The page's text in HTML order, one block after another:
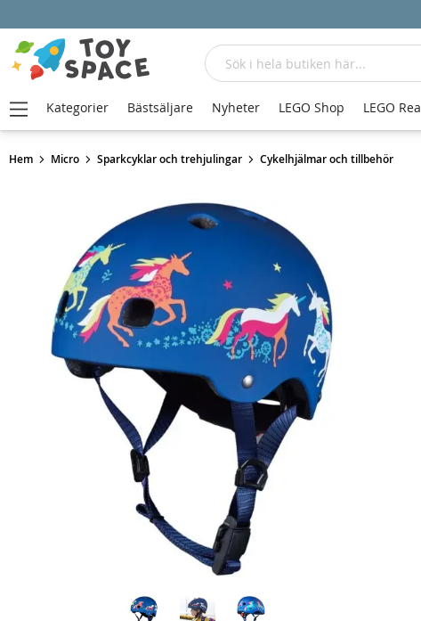
Hem Micro Sparkcyklar och trehjulingar Cykelhjälmar och tillbehör
Sök
Kategorier Bästsäljare Nyheter LEGO Shop LEGO Rea